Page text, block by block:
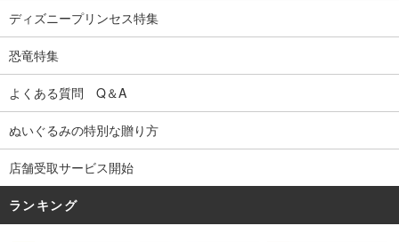
ディズニープリンセス特集
恐竜特集
よくある質問 Q＆A
ぬいぐるみの特別な贈り方
店舗受取サービス開始
ランキング